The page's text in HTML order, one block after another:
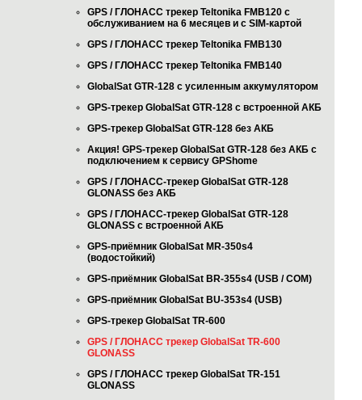
GPS / ГЛОНАСС трекер Teltonika FMB120 с
обслуживанием на 6 месяцев и с SIM-картой
GPS / ГЛОНАСС трекер Teltonika FMB130
GPS / ГЛОНАСС трекер Teltonika FMB140
GlobalSat GTR-128 с усиленным аккумулятором
GPS-трекер GlobalSat GTR-128 с встроенной АКБ
GPS-трекер GlobalSat GTR-128 без АКБ
Акция! GPS-трекер GlobalSat GTR-128 без АКБ с
подключением к сервису GPShome
GPS / ГЛОНАСС-трекер GlobalSat GTR-128
GLONASS без АКБ
GPS / ГЛОНАСС-трекер GlobalSat GTR-128
GLONASS с встроенной АКБ
GPS-приёмник GlobalSat MR-350s4
(водостойкий)
GPS-приёмник GlobalSat BR-355s4 (USB / COM)
GPS-приёмник GlobalSat BU-353s4 (USB)
GPS-трекер GlobalSat TR-600
GPS / ГЛОНАСС трекер GlobalSat TR-600
GLONASS
GPS / ГЛОНАСС трекер GlobalSat TR-151
GLONASS